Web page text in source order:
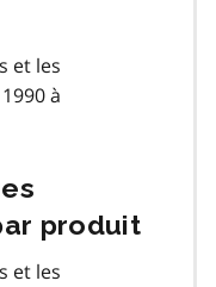
et les
à
produit
et les